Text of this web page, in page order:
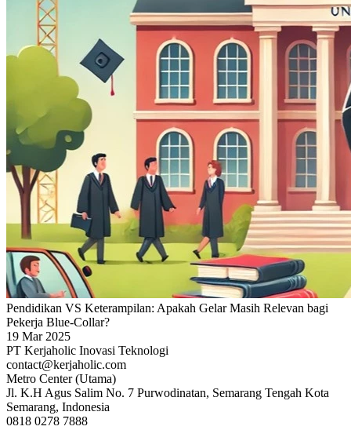
Pendidikan VS Keterampilan: Apakah Gelar Masih Relevan bagi
Pekerja Blue-Collar?
19 Mar 2025
PT Kerjaholic Inovasi Teknologi
contact@kerjaholic.com
Metro Center (Utama)
Jl. K.H Agus Salim No. 7 Purwodinatan, Semarang Tengah Kota
Semarang, Indonesia
0818 0278 7888